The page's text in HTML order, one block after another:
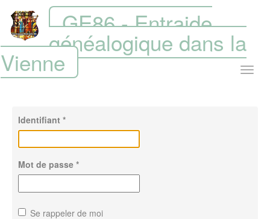
GE86 - Entraide
généalogique dans la
Vienne
Identifiant *
Mot de passe *
Se rappeler de moi